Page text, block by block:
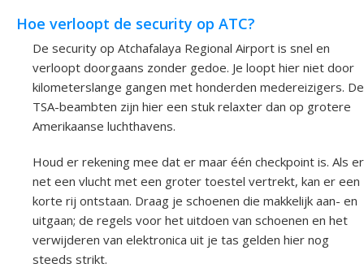
Hoe verloopt de security op ATC?
De security op Atchafalaya Regional Airport is snel en
verloopt doorgaans zonder gedoe. Je loopt hier niet door
kilometerslange gangen met honderden medereizigers. De
TSA-beambten zijn hier een stuk relaxter dan op grotere
Amerikaanse luchthavens.
Houd er rekening mee dat er maar één checkpoint is. Als er
net een vlucht met een groter toestel vertrekt, kan er een
korte rij ontstaan. Draag je schoenen die makkelijk aan- en
uitgaan; de regels voor het uitdoen van schoenen en het
verwijderen van elektronica uit je tas gelden hier nog
steeds strikt.